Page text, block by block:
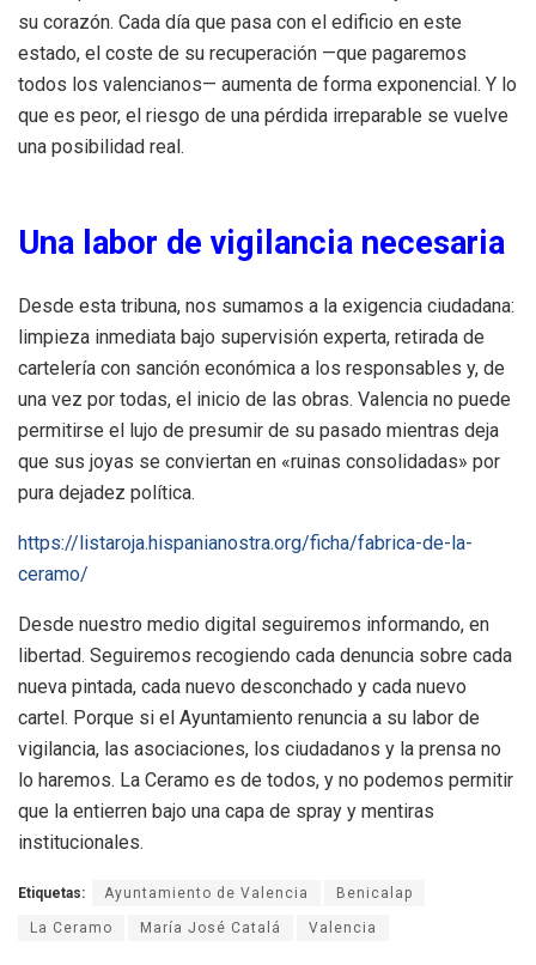
su corazón. Cada día que pasa con el edificio en este
estado, el coste de su recuperación —que pagaremos
todos los valencianos— aumenta de forma exponencial. Y lo
que es peor, el riesgo de una pérdida irreparable se vuelve
una posibilidad real.
Una labor de vigilancia necesaria
Desde esta tribuna, nos sumamos a la exigencia ciudadana:
limpieza inmediata bajo supervisión experta, retirada de
cartelería con sanción económica a los responsables y, de
una vez por todas, el inicio de las obras. Valencia no puede
permitirse el lujo de presumir de su pasado mientras deja
que sus joyas se conviertan en «ruinas consolidadas» por
pura dejadez política.
https://listaroja.hispanianostra.org/ficha/fabrica-de-la-
ceramo/
Desde nuestro medio digital seguiremos informando, en
libertad. Seguiremos recogiendo cada denuncia sobre cada
nueva pintada, cada nuevo desconchado y cada nuevo
cartel. Porque si el Ayuntamiento renuncia a su labor de
vigilancia, las asociaciones, los ciudadanos y la prensa no
lo haremos. La Ceramo es de todos, y no podemos permitir
que la entierren bajo una capa de spray y mentiras
institucionales.
Etiquetas: Ayuntamiento de Valencia Benicalap
La Ceramo María José Catalá Valencia